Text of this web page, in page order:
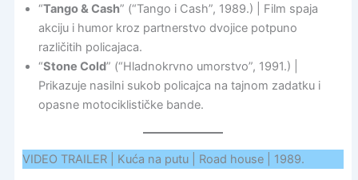
“Tango & Cash” (“Tango i Cash”, 1989.) | Film spaja
akciju i humor kroz partnerstvo dvojice potpuno
različitih policajaca.
“Stone Cold” (“Hladnokrvno umorstvo”, 1991.) |
Prikazuje nasilni sukob policajca na tajnom zadatku i
opasne motociklističke bande.
VIDEO TRAILER | Kuća na putu | Road house | 1989.